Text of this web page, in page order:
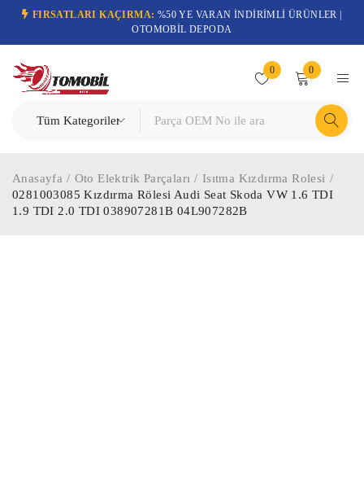
FIRSATLARI KAÇIRMA: %50 YE VARAN İNDİRİMLİ ÜRÜNLER |
OTOMOBİL DEPODA
0 0
Anasayfa / Oto Elektrik Parçaları / Isıtma Kızdırma Rolesi /
0281003085 Kızdırma Rölesi Audi Seat Skoda VW 1.6 TDI
1.9 TDI 2.0 TDI 038907281B 04L907282B